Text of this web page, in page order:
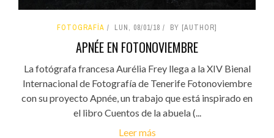
FOTOGRAFÍA LUN, 08/01/18 BY [AUTHOR]
APNÉE EN FOTONOVIEMBRE
La fotógrafa francesa Aurélia Frey llega a la XIV Bienal
Internacional de Fotografía de Tenerife Fotonoviembre
con su proyecto Apnée, un trabajo que está inspirado en
el libro Cuentos de la abuela (...
Leer más